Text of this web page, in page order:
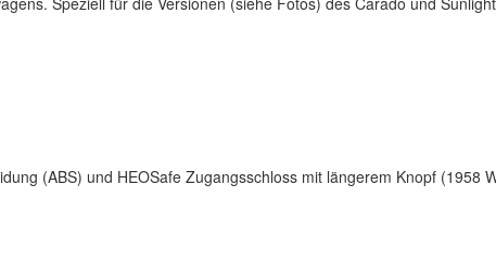
(ABS) und HEOSafe Zugangsschloss mit längerem Knopf (1958